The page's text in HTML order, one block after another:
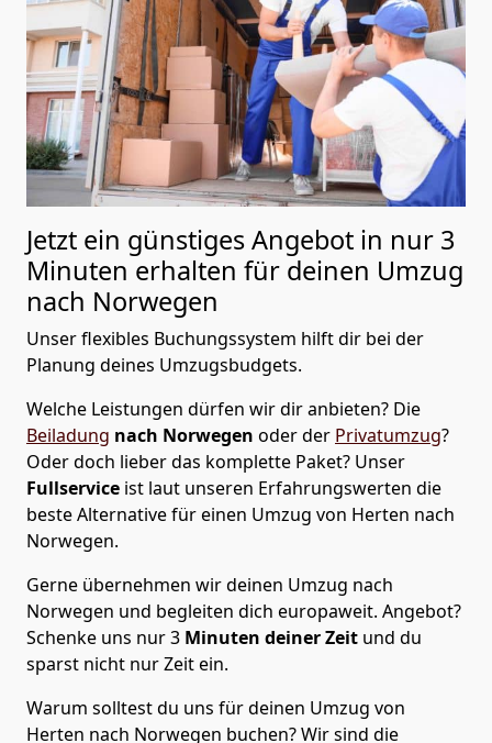
Jetzt ein günstiges Angebot in nur 3
Minuten erhalten für deinen Umzug
nach Norwegen
Unser flexibles Buchungssystem hilft dir bei der
Planung deines Umzugsbudgets.
Welche Leistungen dürfen wir dir anbieten? Die
Beiladung nach Norwegen oder der Privatumzug?
Oder doch lieber das komplette Paket? Unser
Fullservice ist laut unseren Erfahrungswerten die
beste Alternative für einen Umzug von Herten nach
Norwegen.
Gerne übernehmen wir deinen Umzug nach
Norwegen und begleiten dich europaweit. Angebot?
Schenke uns nur3 Minuten deiner Zeit und du
sparst nicht nur Zeit ein.
Warum solltest du uns für deinen Umzug von
Herten nach Norwegen buchen? Wir sind die